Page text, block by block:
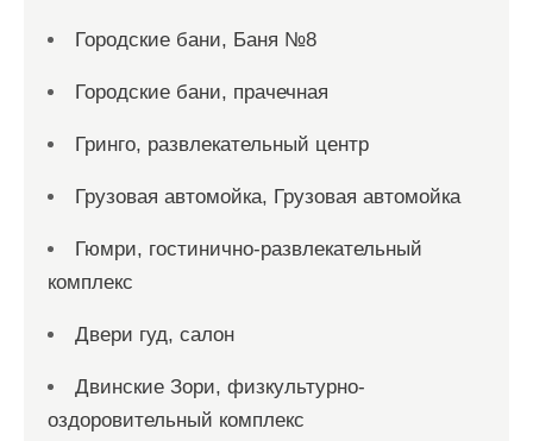
Городские бани, Баня №8
Городские бани, прачечная
Гринго, развлекательный центр
Грузовая автомойка, Грузовая автомойка
Гюмри, гостинично-развлекательный
комплекс
Двери гуд, салон
Двинские Зори, физкультурно-
оздоровительный комплекс